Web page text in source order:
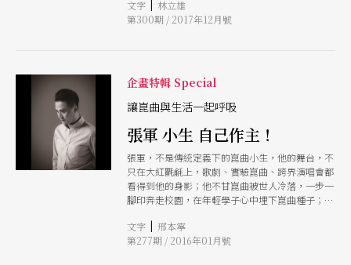
五班」攜手登台，傳承了前輩技藝的青年演員擔綱
「四夢」，平均七十五歲的國寶級演員頒演經典折
文字 | 林立雄
第300期 / 2017年12月號
企畫特輯 Special
讓崑曲與生活一起呼吸
張軍 小生 自己作主！
張軍，不是傳統定義下的崑曲小生，他的舞台，不
只在大紅氍毹上，歌劇、實驗崑曲、跨界演唱會都
看得到他的身影；他不甘崑曲被世人冷落，一步一
腳印奔走校園，在年輕學子心中埋下崑曲種子；他
術中心」，打造實景園林版《牡丹亭》；去年他更
製作當代崑曲《春江花月夜》，演繹唐代詩人張若
文字 | 邢本寧
第277期 / 2016年01月號